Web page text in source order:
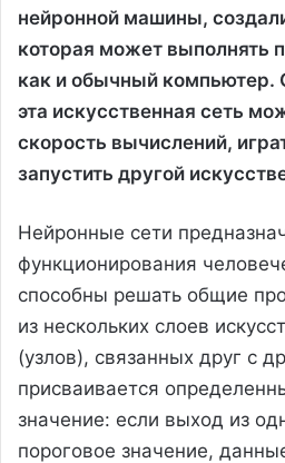
нейронной машины,
которая может выполнять
как и обычный компьютер.
эта искусственная сеть
скорость вычислений,
запустить другой
Нейронные сети
функционирования
способны решать общие
из нескольких слоев
(узлов), связанных друг с
присваивается
значение: если выход из
пороговое значение,